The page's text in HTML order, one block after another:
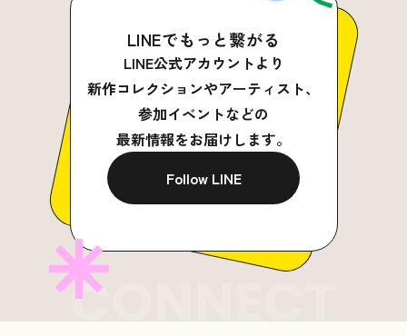
LINEでもっと繋がる
LINE公式アカウントより
新作コレクションやアーティスト、
参加イベントなどの
最新情報をお届けします。
Follow LINE